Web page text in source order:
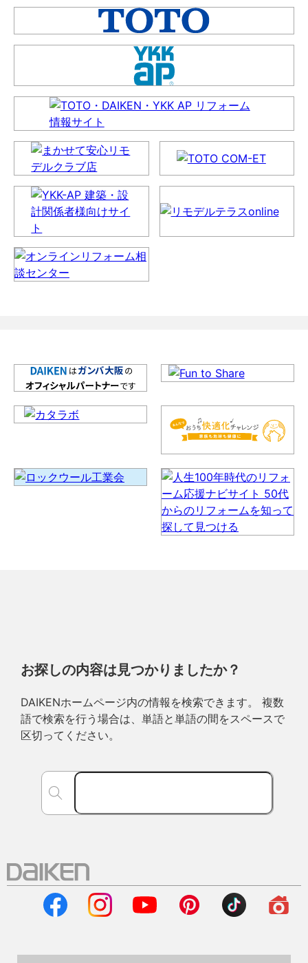
お探しの内容は見つかりましたか？
DAIKENホームページ内の情報を検索できます。 複数
語で検索を行う場合は、単語と単語の間をスペースで
区切ってください。